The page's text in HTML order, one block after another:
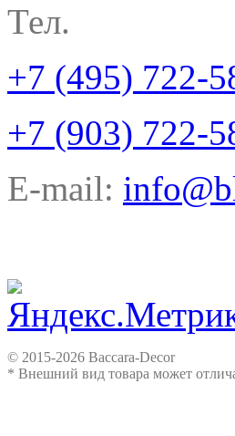
Тел.
+7 (495) 722-
+7 (903) 722-
E-mail:
© 2015-2026 Baccara-Decor
* Внешний вид товара может